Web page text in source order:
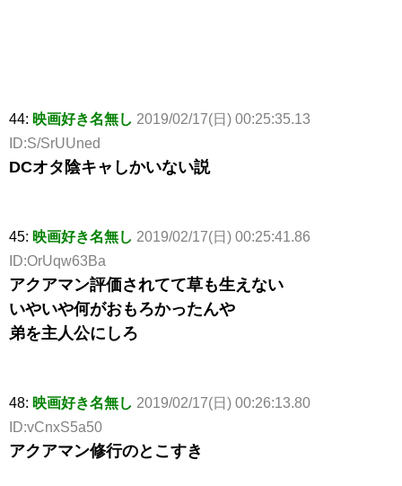
44: 映画好き名無し 2019/02/17(日) 00:25:35.13
ID:S/SrUUned
DCオタ陰キャしかいない説
45: 映画好き名無し 2019/02/17(日) 00:25:41.86
ID:OrUqw63Ba
アクアマン評価されてて草も生えない
いやいや何がおもろかったんや
弟を主人公にしろ
48: 映画好き名無し 2019/02/17(日) 00:26:13.80
ID:vCnxS5a50
アクアマン修行のとこすき